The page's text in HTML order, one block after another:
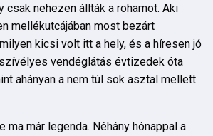
csak nehezen állták a rohamot. Aki
mellékutcájában most bezárt
kicsi volt itt a hely, és a híresen jó
vendéglátás évtizedek óta
ahányan a nem túl sok asztal mellett
ma már legenda. Néhány hónappal a